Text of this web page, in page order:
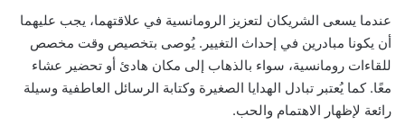
عندما يسعى الشريكان لتعزيز الرومانسية في علاقتهما، يجب عليهما
أن يكونا مبادرين في إحداث التغيير. يُوصى بتخصيص وقت مخصص
للقاءات رومانسية، سواء بالذهاب إلى مكان هادئ أو تحضير عشاء
معًا. كما يُعتبر تبادل الهدايا الصغيرة وكتابة الرسائل العاطفية وسيلة
رائعة لإظهار الاهتمام والحب.